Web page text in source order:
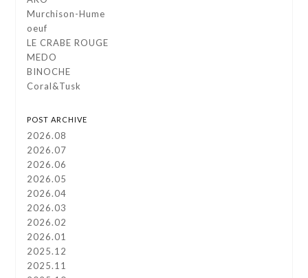
Murchison-Hume
oeuf
LE CRABE ROUGE
MEDO
BINOCHE
Coral&Tusk
POST ARCHIVE
2026.08
2026.07
2026.06
2026.05
2026.04
2026.03
2026.02
2026.01
2025.12
2025.11